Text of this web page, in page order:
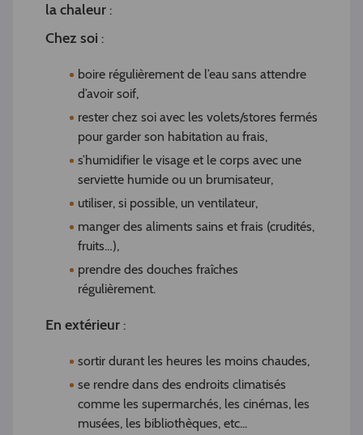
la chaleur :
Chez soi :
boire régulièrement de l’eau sans attendre
d’avoir soif,
rester chez soi avec les volets/stores fermés
pour garder son habitation au frais,
s’humidifier le visage et le corps avec une
serviette humide ou un brumisateur,
utiliser, si possible, un ventilateur,
manger des aliments sains et frais (crudités,
fruits…),
prendre des douches fraîches
régulièrement.
En extérieur :
sortir durant les heures les moins chaudes,
se rendre dans des endroits climatisés
comme les supermarchés, les cinémas, les
musées, les bibliothèques, etc...